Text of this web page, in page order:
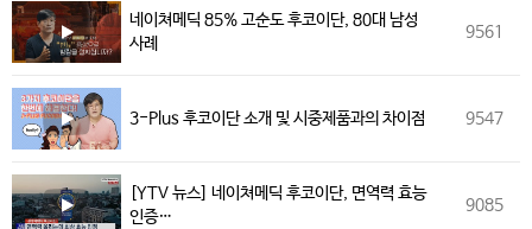
네이쳐메딕 85% 고순도 후코이단, 80대 남성
사례
9561
3-Plus 후코이단 소개 및 시중제품과의 차이점 9547
[YTV 뉴스] 네이쳐메딕 후코이단, 면역력 효능
인증…
9085